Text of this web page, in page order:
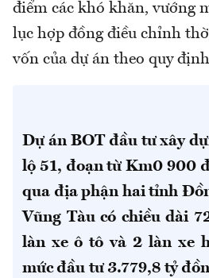
điểm các khó khăn, vướng
lục hợp đồng điều chỉnh
vốn của dự án theo quy
Dự án BOT đầu tư xây
lộ 51, đoạn từ Km0 900
qua địa phận hai tỉnh
Vũng Tàu có chiều dài
làn xe ô tô và 2 làn xe
mức đầu tư 3.779,8 tỷ